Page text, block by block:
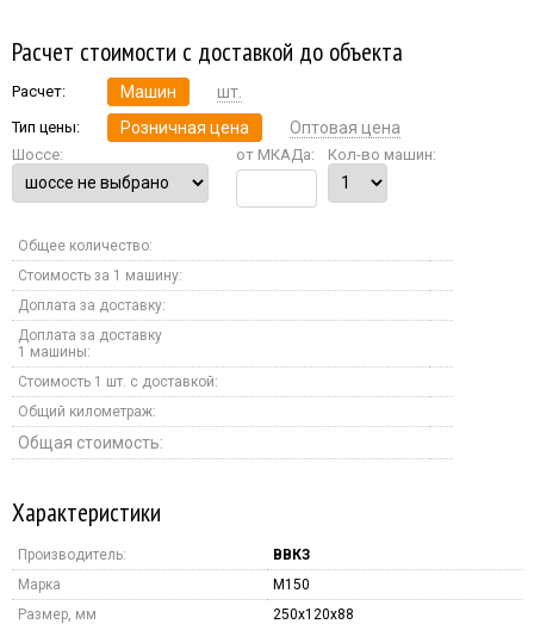
Расчет стоимости с доставкой до объекта
Расчет: Машин шт.
Тип цены: Розничная цена Оптовая цена
Шоссе: от МКАДа: Кол-во машин:
Общее количество:
Стоимость за 1 машину:
Доплата за доставку:
Доплата за доставку
1 машины:
Стоимость 1 шт. с доставкой:
Общий километраж:
Общая стоимость:
Характеристики
Производитель:
ВВКЗ
Марка
M150
Размер, мм
250x120x88